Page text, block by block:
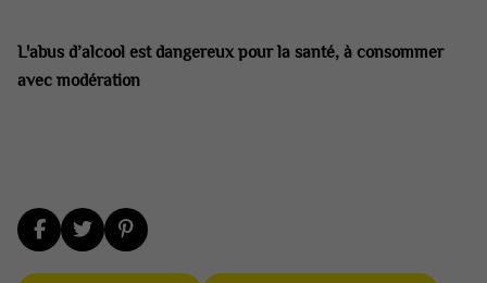
L'abus d’alcool est dangereux pour la santé, à consommer
avec modération